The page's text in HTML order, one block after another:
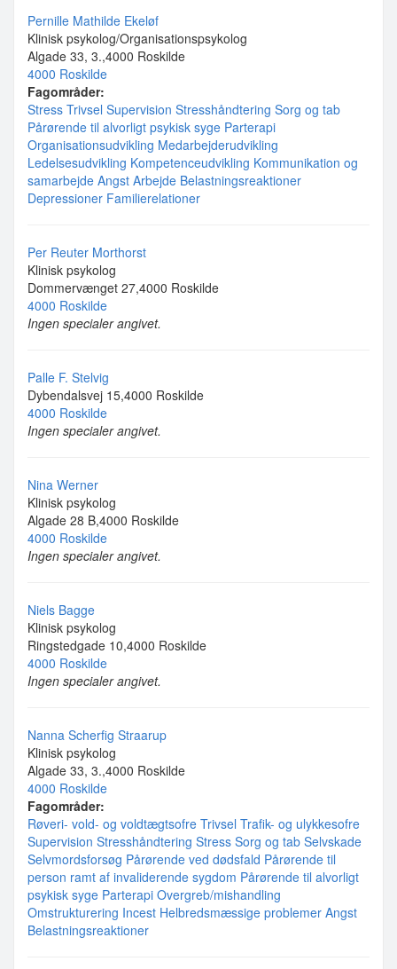
Pernille Mathilde Ekeløf
Klinisk psykolog/Organisationspsykolog
Algade 33, 3.,4000 Roskilde
4000 Roskilde
Fagområder:
Stress Trivsel Supervision Stresshåndtering Sorg og tab
Pårørende til alvorligt psykisk syge Parterapi
Organisationsudvikling Medarbejderudvikling
Ledelsesudvikling Kompetenceudvikling Kommunikation og
samarbejde Angst Arbejde Belastningsreaktioner
Depressioner Familierelationer
Per Reuter Morthorst
Klinisk psykolog
Dommervænget 27,4000 Roskilde
4000 Roskilde
Ingen specialer angivet.
Palle F. Stelvig
Dybendalsvej 15,4000 Roskilde
4000 Roskilde
Ingen specialer angivet.
Nina Werner
Klinisk psykolog
Algade 28 B,4000 Roskilde
4000 Roskilde
Ingen specialer angivet.
Niels Bagge
Klinisk psykolog
Ringstedgade 10,4000 Roskilde
4000 Roskilde
Ingen specialer angivet.
Nanna Scherfig Straarup
Klinisk psykolog
Algade 33, 3.,4000 Roskilde
4000 Roskilde
Fagområder:
Røveri- vold- og voldtægtsofre Trivsel Trafik- og ulykkesofre
Supervision Stresshåndtering Stress Sorg og tab Selvskade
Selvmordsforsøg Pårørende ved dødsfald Pårørende til
person ramt af invaliderende sygdom Pårørende til alvorligt
psykisk syge Parterapi Overgreb/mishandling
Omstrukturering Incest Helbredsmæssige problemer Angst
Belastningsreaktioner